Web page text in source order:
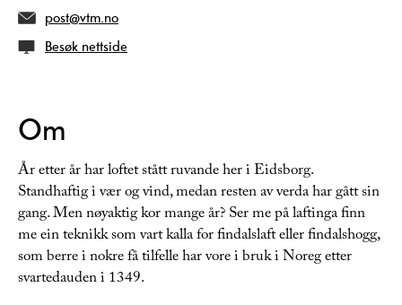
post@vtm.no
Besøk nettside
Om
År etter år har loftet stått ruvande her i Eidsborg.
Standhaftig i vær og vind, medan resten av verda har gått sin
gang. Men nøyaktig kor mange år? Ser me på laftinga finn
me ein teknikk som vart kalla for findalslaft eller findalshogg,
som berre i nokre få tilfelle har vore i bruk i Noreg etter
svartedauden i 1349.